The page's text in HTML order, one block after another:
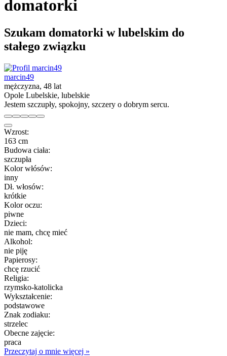
domatorki
Szukam domatorki w lubelskim do
stałego związku
marcin49
mężczyzna, 48 lat
Opole Lubelskie, lubelskie
Jestem szczupły, spokojny, szczery o dobrym sercu.
Wzrost:
163 cm
Budowa ciała:
szczupła
Kolor włósów:
inny
Dł. włosów:
krótkie
Kolor oczu:
piwne
Dzieci:
nie mam, chcę mieć
Alkohol:
nie piję
Papierosy:
chcę rzucić
Religia:
rzymsko-katolicka
Wykształcenie:
podstawowe
Znak zodiaku:
strzelec
Obecne zajęcie:
praca
Przeczytaj o mnie więcej »